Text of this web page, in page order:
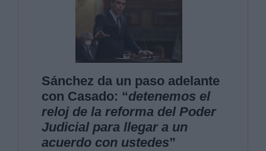
Sánchez da un paso adelante
con Casado: “detenemos el
reloj de la reforma del Poder
Judicial para llegar a un
acuerdo con ustedes”